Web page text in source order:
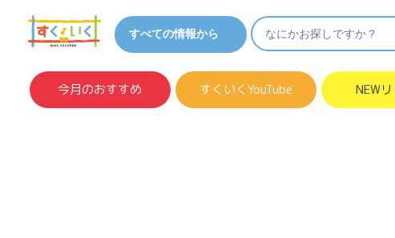
今月のおすすめ すくいくYouTube NEW